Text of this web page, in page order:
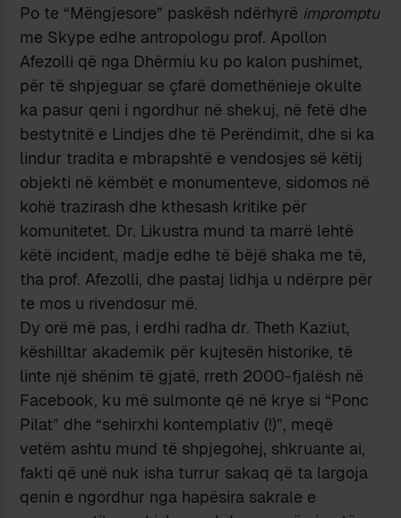
Po te “Mëngjesore” paskësh ndërhyrë impromptu
me Skype edhe antropologu prof. Apollon
Afezolli që nga Dhërmiu ku po kalon pushimet,
për të shpjeguar se çfarë domethënieje okulte
ka pasur qeni i ngordhur në shekuj, në fetë dhe
bestytnitë e Lindjes dhe të Perëndimit, dhe si ka
lindur tradita e mbrapshtë e vendosjes së këtij
objekti në këmbët e monumenteve, sidomos në
kohë trazirash dhe kthesash kritike për
komunitetet. Dr. Likustra mund ta marrë lehtë
këtë incident, madje edhe të bëjë shaka me të,
tha prof. Afezolli, dhe pastaj lidhja u ndërpre për
te mos u rivendosur më.
Dy orë më pas, i erdhi radha dr. Theth Kaziut,
këshilltar akademik për kujtesën historike, të
linte një shënim të gjatë, rreth 2000-fjalësh në
Facebook, ku më sulmonte që në krye si “Ponc
Pilat” dhe “sehirxhi kontemplativ (!)”, meqë
vetëm ashtu mund të shpjegohej, shkruante ai,
fakti që unë nuk isha turrur sakaq që ta largoja
qenin e ngordhur nga hapësira sakrale e